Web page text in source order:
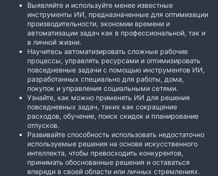
Выявляйте и используйте менее известные
инструменты ИИ, предназначенные для оптимизации
производительности, экономии времени и
автоматизации задач как в профессиональной, так и
в личной жизни.
Научитесь автоматизировать сложные рабочие
процессы, управлять ресурсами и оптимизировать
повседневные задачи с помощью инструментов ИИ,
разработанных специально для работы, дома,
покупок и управления социальными сетями.
Узнайте, как можно применять ИИ для решения
повседневных задач, таких как сокращение
расходов, обучение, поиск скидок и планирование
отпусков.
Развивайте способность использовать недостаточно
используемые решения на основе искусственного
интеллекта, чтобы превосходить конкурентов,
принимать обоснованные решения и оставаться
впереди в своей области или личных стремлениях.